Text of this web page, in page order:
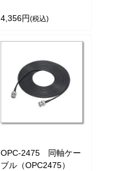
4,356円(税込)
OPC-2475 同軸ケー
ブル（OPC2475）